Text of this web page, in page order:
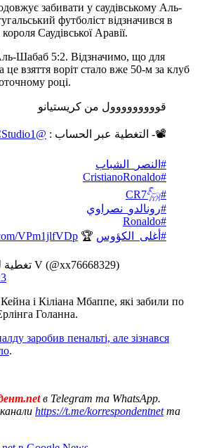
забивати у саудівському Аль-
футболіст відзначився в
Саудівської Аравії.
Шабаб 5:2. Відзначимо, що для
це взяття воріт стало вже 50-м за клуб
році.
قووووووووول من كريستيانو
📽- التغطية عبر الحساب : @NFCStudio1
#النصر_الشباب
#CristianoRonaldo
#CR7𓃵
#رونالدو_نصراوي
#Ronaldo
#أغلى_الكؤوس 🏆
VPm1jlfVDp
— تغطية لمباريات النصر V (@xx76668329)
і Кіліана Мбаппе, які забили по
Голанна.
заробив пенальті, але зізнався
.
в Telegram та WhatsApp.
https://t.me/korrespondentnetта